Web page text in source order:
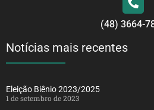
(48) 3664-
Notícias mais recentes
Eleição Biênio 2023/2025
1 de setembro de 2023